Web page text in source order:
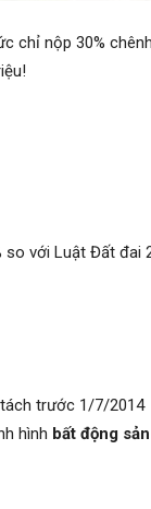
chỉ nộp 30%
với Luật Đất đai
trước 1/7/2014
hình bất động